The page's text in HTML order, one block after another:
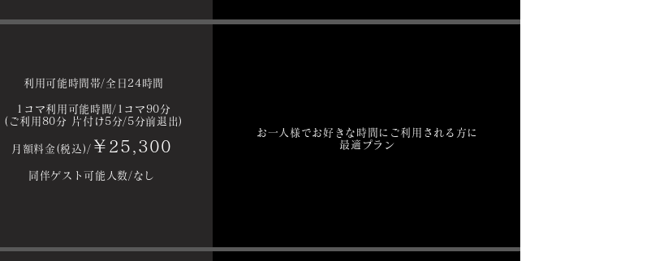
利用可能時間帯/全日24時間
1 コマ利用可能時間/1コマ90分
(ご利用80分 片付け5分/5分前退出)
月額料金(税込)/ ￥25,300
同伴ゲスト可能人数/なし
お一人様でお好きな時間にご利用される方に
最適プラン